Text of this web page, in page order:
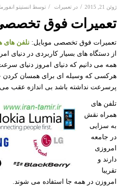
ژوئن 21, 2015 / در تعمیرات / توسط انستیتو
تعمیرات فوق
تعمیرات فوق تخصصی موبایل: نلفن های
از دستگاه های بسیار کاربردی در دنیای
همه می دانیم که دنیای امروز دنیای
هرکسی که وسیله ای برای همسان کردن
پرسرعت نداشته باشد بی اندازه عقب می
تلفن های
همراه نقش
به سزایی
در جامعه
امروزی
دارند و
تقریبا
امروزن در همه جا استفاده می شوند.